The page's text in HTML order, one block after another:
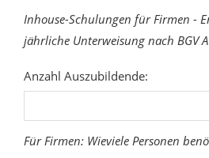
Inhouse-Schulungen für Firmen -
jährliche Unterweisung nach BGV
Anzahl Auszubildende:
Für Firmen: Wieviele Personen